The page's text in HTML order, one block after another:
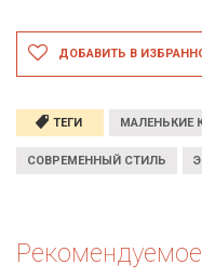
ДОБАВИТЬ В
ТЕГИ МАЛЕНЬКИЕ
СОВРЕМЕННЫЙ СТИЛЬ
Рекомендуемое